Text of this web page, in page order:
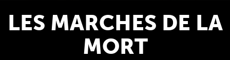
LES MARCHES DE LA
MORT